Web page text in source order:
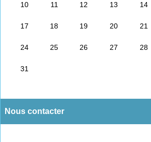
Nous contacter